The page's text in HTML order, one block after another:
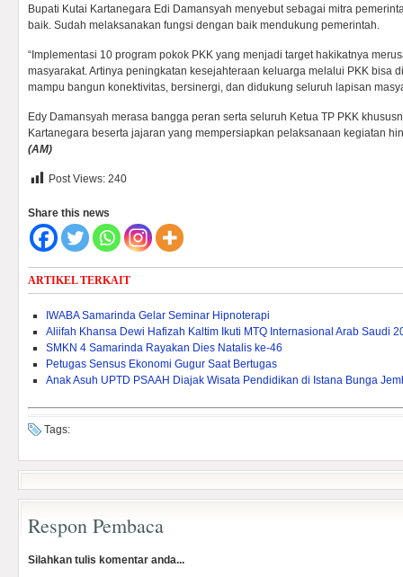
Bupati Kutai Kartanegara Edi Damansyah menyebut sebagai mitra
baik. Sudah melaksanakan fungsi dengan baik mendukung pemerintah.
“Implementasi 10 program pokok PKK yang menjadi target hakikatnya
masyarakat. Artinya peningkatan kesejahteraan keluarga melalui PKK bisa
mampu bangun konektivitas, bersinergi, dan didukung seluruh lapisan
Edy Damansyah merasa bangga peran serta seluruh Ketua TP PKK
Kartanegara beserta jajaran yang mempersiapkan pelaksanaan kegiatan
(AM)
Post Views: 240
Share this news
ARTIKEL TERKAIT
IWABA Samarinda Gelar Seminar Hipnoterapi
Aliifah Khansa Dewi Hafizah Kaltim Ikuti MTQ Internasional Arab Saudi
SMKN 4 Samarinda Rayakan Dies Natalis ke-46
Petugas Sensus Ekonomi Gugur Saat Bertugas
Anak Asuh UPTD PSAAH Diajak Wisata Pendidikan di Istana Bunga
Tags:
Respon Pembaca
Silahkan tulis komentar anda...